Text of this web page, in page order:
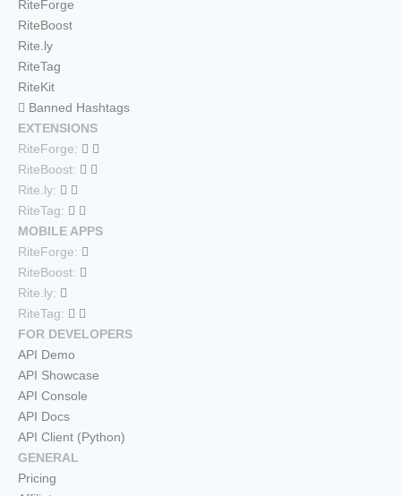
RiteForge
RiteBoost
Rite.ly
RiteTag
RiteKit
Banned Hashtags
EXTENSIONS
RiteForge:
RiteBoost:
Rite.ly:
RiteTag:
MOBILE APPS
RiteForge:
RiteBoost:
Rite.ly:
RiteTag:
FOR DEVELOPERS
API Demo
API Showcase
API Console
API Docs
API Client (Python)
GENERAL
Pricing